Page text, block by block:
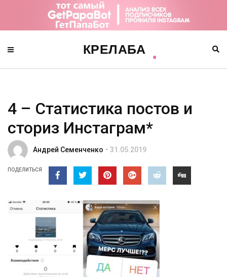
4 – Статистика постов и
сториз Инстаграм*
Андрей Семенченко 31.05.2019
ПОДЕЛИТЬСЯ